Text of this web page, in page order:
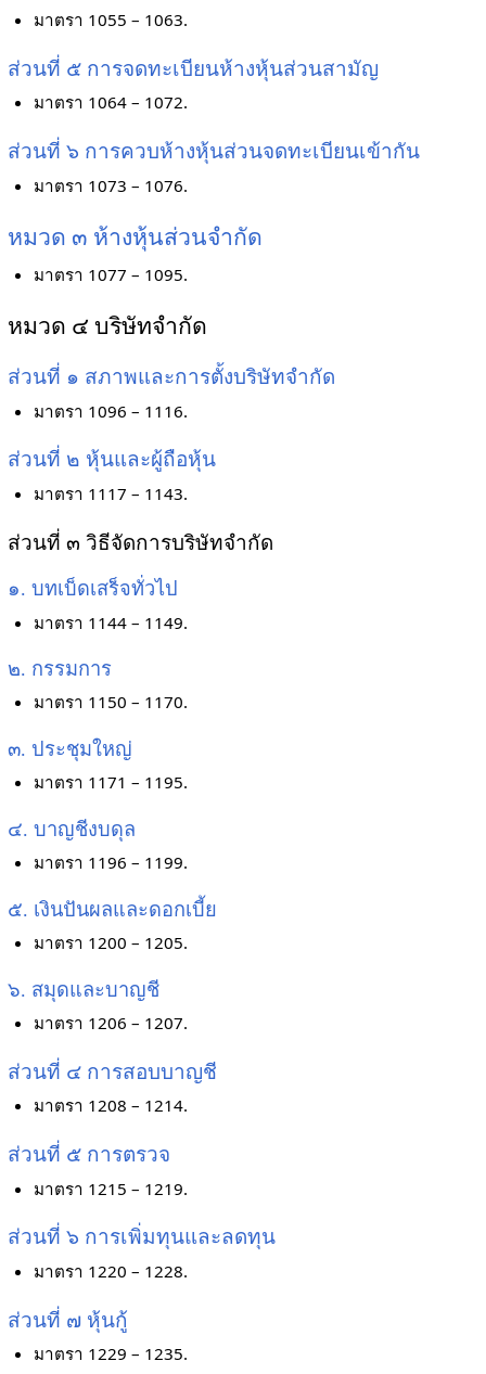
มาตรา 1055 – 1063.
ส่วนที่ ๕ การจดทะเบียนห้างหุ้นส่วนสามัญ
มาตรา 1064 – 1072.
ส่วนที่ ๖ การควบห้างหุ้นส่วนจดทะเบียนเข้ากัน
มาตรา 1073 – 1076.
หมวด ๓ ห้างหุ้นส่วนจำกัด
มาตรา 1077 – 1095.
หมวด ๔ บริษัทจำกัด
ส่วนที่ ๑ สภาพและการตั้งบริษัทจำกัด
มาตรา 1096 – 1116.
ส่วนที่ ๒ หุ้นและผู้ถือหุ้น
มาตรา 1117 – 1143.
ส่วนที่ ๓ วิธีจัดการบริษัทจำกัด
๑. บทเบ็ดเสร็จทั่วไป
มาตรา 1144 – 1149.
๒. กรรมการ
มาตรา 1150 – 1170.
๓. ประชุมใหญ่
มาตรา 1171 – 1195.
๔. บาญชีงบดุล
มาตรา 1196 – 1199.
๕. เงินปันผลและดอกเบี้ย
มาตรา 1200 – 1205.
๖. สมุดและบาญชี
มาตรา 1206 – 1207.
ส่วนที่ ๔ การสอบบาญชี
มาตรา 1208 – 1214.
ส่วนที่ ๕ การตรวจ
มาตรา 1215 – 1219.
ส่วนที่ ๖ การเพิ่มทุนและลดทุน
มาตรา 1220 – 1228.
ส่วนที่ ๗ หุ้นกู้
มาตรา 1229 – 1235.